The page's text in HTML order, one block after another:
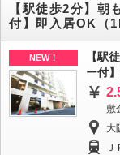
【駅徒歩2分】朝
付】即入居OK（
NEW！
【駅
ー付
敷
大